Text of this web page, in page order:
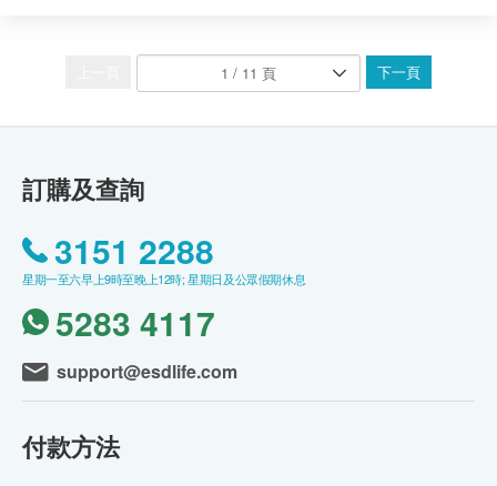
下一頁
訂購及查詢
3151 2288
星期一至六早上9時至晚上12時; 星期日及公眾假期休息
5283 4117
support@esdlife.com
付款方法